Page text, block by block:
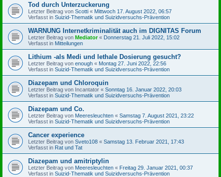
Tod durch Unterzuckerung
Letzter Beitrag von Scotti « Mittwoch 17. August 2022, 06:57
Verfasst in Suizid-Thematik und Suizidversuchs-Prävention
WARNUNG Internetkriminalität auch im DIGNITAS Forum
Letzter Beitrag von Mediator« Donnerstag 21. Juli 2022, 15:02
Verfasst in Mitteilungen
Lithium -als Medi und lethale Dosierung gesucht?
Letzter Beitrag von enough « Montag 27. Juni 2022, 22:56
Verfasst in Suizid-Thematik und Suizidversuchs-Prävention
Diazepam und Chloroquin
Letzter Beitrag von Incantator « Sonntag 16. Januar 2022, 20:03
Verfasst in Suizid-Thematik und Suizidversuchs-Prävention
Diazepam und Co.
Letzter Beitrag von Meeresleuchten « Samstag 7. August 2021, 23:22
Verfasst in Suizid-Thematik und Suizidversuchs-Prävention
Cancer experience
Letzter Beitrag von Sveto108 « Samstag 13. Februar 2021, 17:43
Verfasst in Rat und Tat
Diazepam und amitriptylin
Letzter Beitrag von Meeresleuchten « Freitag 29. Januar 2021, 00:37
Verfasst in Suizid-Thematik und Suizidversuchs-Prävention